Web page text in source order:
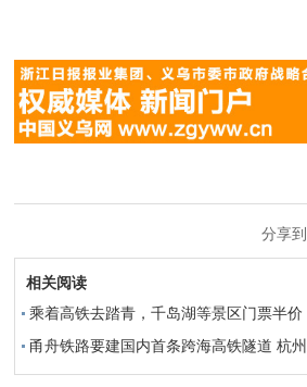
分享到
相关阅读
乘着高铁去踏青，千岛湖等景区门票半价
甬舟铁路要建国内首条跨海高铁隧道 杭